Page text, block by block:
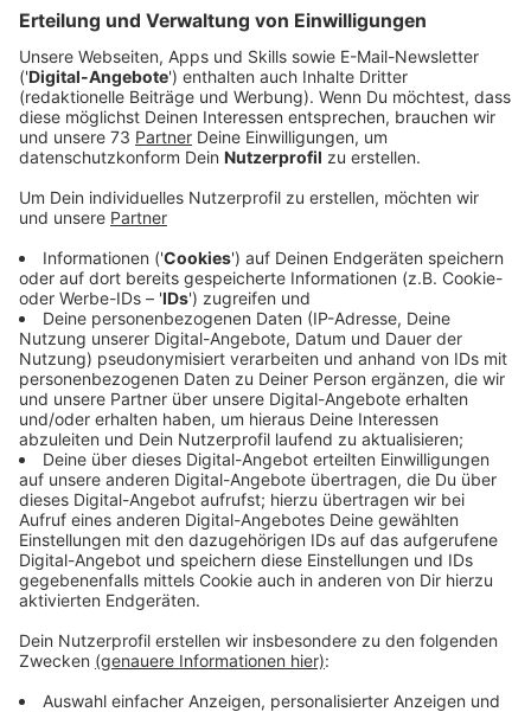
bei uns im besten Mix.
Veröffentlicht:Donnerstag, 27.08.2020 05:00
Anzeige
Dua Lipa veröffentlicht mit Hallucinate die vierte
Nostalgia". Hallucinate versetzt mit ihrer treibenden
Basslinie und schimmernden Synthesizern den Hörer in
die 90er Jahre zurück. Der von "SG Lewis & Stuart
Price" produzierte Track ist der wohl clubtauglichste
Titel auf dem Nummer-1-Album, das sehr gute Kritiken
erhalten hat.
Anzeige
Auf dem Album ebenfalls enthalten sind ja auch die
weltweite Nummer-1-Hitsingle "Don't Start Now", ihre
Hit-Single "Physical" und der jüngste Hit "Break My
euch im besten Mix.
Anzeige